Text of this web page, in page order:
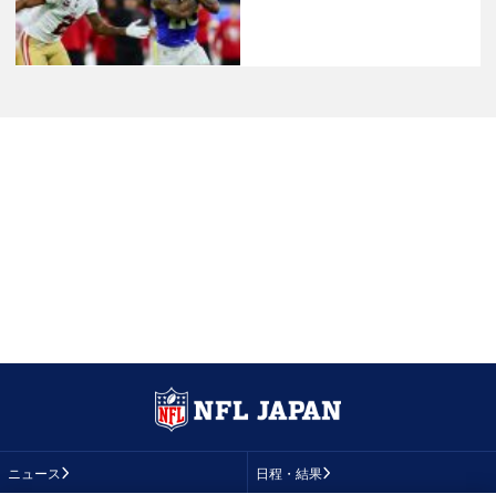
ニュース 日程・結果